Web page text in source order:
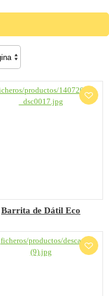
Barrita de Dátil Eco